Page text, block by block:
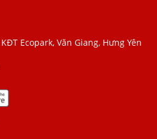
Ecopark, Văn Giang, Hưng Yên